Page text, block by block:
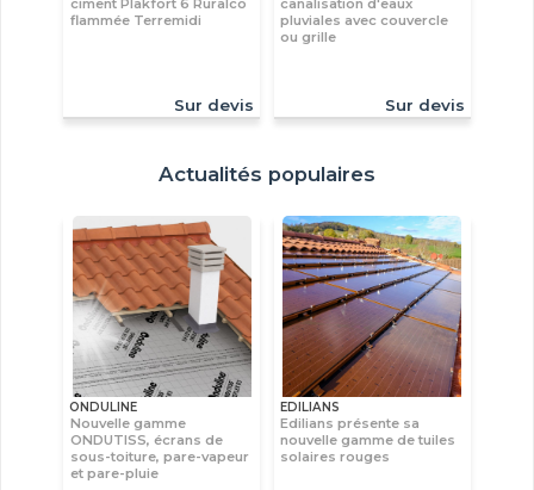
ciment Plakfort 6 Ruralco
flammée Terremidi
Sur devis
canalisation d'eaux
pluviales avec couvercle
ou grille
Sur devis
Actualités populaires
ONDULINE
Nouvelle gamme
ONDUTISS, écrans de
sous-toiture, pare-vapeur
et pare-pluie
EDILIANS
Edilians présente sa
nouvelle gamme de tuiles
solaires rouges